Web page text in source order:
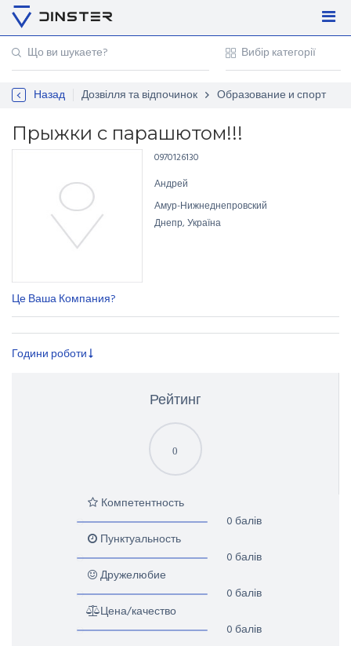
Регістрація
Контакти
Для підприємців
Назад Дозвілля та відпочинок Образование и спорт
Прыжки с парашютом!!!
Це Ваша Компания?
0970126130
Андрей
Амур-Нижнеднепровский
Днепр, Україна
Години роботи
Рейтинг
0
Компетентность
0 балів
Пунктуальность
0 балів
Дружелюбие
0 балів
Цена/качество
0 балів